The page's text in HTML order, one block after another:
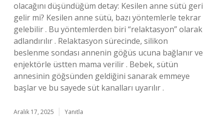
olacağını düşündüğüm detay: Kesilen anne sütü geri
gelir mi? Kesilen anne sütü, bazı yöntemlerle tekrar
gelebilir . Bu yöntemlerden biri “relaktasyon” olarak
adlandırılır . Relaktasyon sürecinde, silikon
beslenme sondası annenin göğüs ucuna bağlanır ve
enjektörle üstten mama verilir . Bebek, sütün
annesinin göğsünden geldiğini sanarak emmeye
başlar ve bu sayede süt kanalları uyarılır .
Aralık 17, 2025 Yanıtla